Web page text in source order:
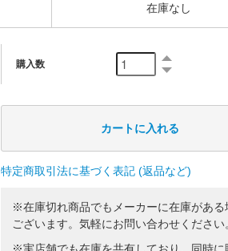
在庫なし
購入数
特定商取引法に基づく表記 (返品など)
※在庫切れ商品でもメーカーに在庫がある
ございます。気軽にお問い合わせください